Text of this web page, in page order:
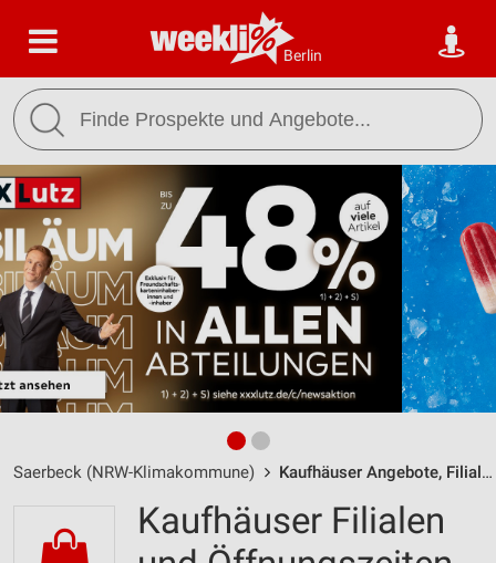
Berlin
Saerbeck (NRW-Klimakommune) Kaufhäuser Angebote, Filialen & Öffnungszeiten
Kaufhäuser Filialen